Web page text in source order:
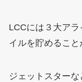
LCCには３大ア
イルを貯めること
ジェットスター